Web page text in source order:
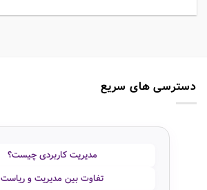
دسترسی های سریع
مدیریت کاربردی چیست؟
تفاوت بین مدیریت و ریاست